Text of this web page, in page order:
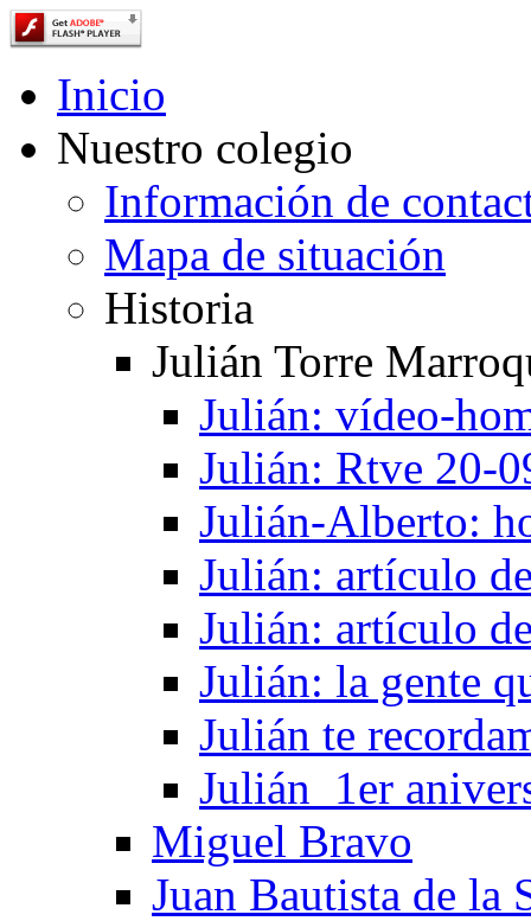
Inicio
Nuestro colegio
Información de
Mapa de situación
Historia
Julián Torre
Julián: vídeo-
Julián: Rtve 20-
Julián-Alberto:
Julián: artículo
Julián: artículo
Julián: la gente
Julián te
Julián_1er
Miguel Bravo
Juan Bautista de la